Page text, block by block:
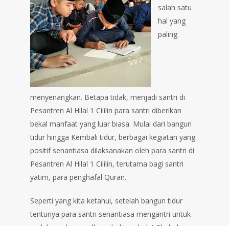
salah satu
hal yang
paling
menyenangkan. Betapa tidak, menjadi santri di
Pesantren Al Hilal 1 Cililin para santri diberikan
bekal manfaat yang luar biasa. Mulai dari bangun
tidur hingga Kembali tidur, berbagai kegiatan yang
positif senantiasa dilaksanakan oleh para santri di
Pesantren Al Hilal 1 Cililin, terutama bagi santri
yatim, para penghafal Quran.
Seperti yang kita ketahui, setelah bangun tidur
tentunya para santri senantiasa mengantri untuk